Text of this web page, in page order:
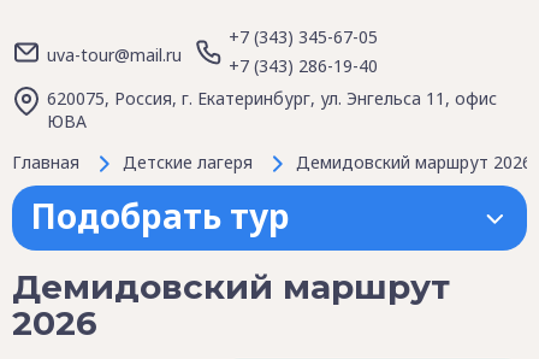
uva-tour@mail.ru
+7 (343) 345-67-05
+7 (343) 286-19-40
620075, Россия, г. Екатеринбург, ул. Энгельса 11, офис
ЮВА
Главная
Детские лагеря Демидовский маршрут 2026
Подобрать тур
Демидовский маршрут
2026